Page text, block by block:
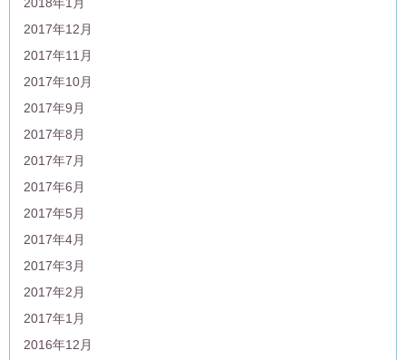
2017年12月
2017年11月
2017年10月
2017年9月
2017年8月
2017年7月
2017年6月
2017年5月
2017年4月
2017年3月
2017年2月
2017年1月
2016年12月